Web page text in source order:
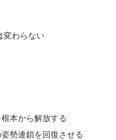
変わらない
本から解放する
勢連鎖を回復させる